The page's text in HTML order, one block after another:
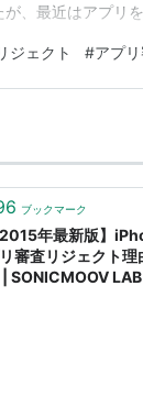
、最近はアプリ
しては新規のア
ジェクト #アプ
ブックマーク
2015年最新版】
審査リジェクト理
| SONICMOOV LAB